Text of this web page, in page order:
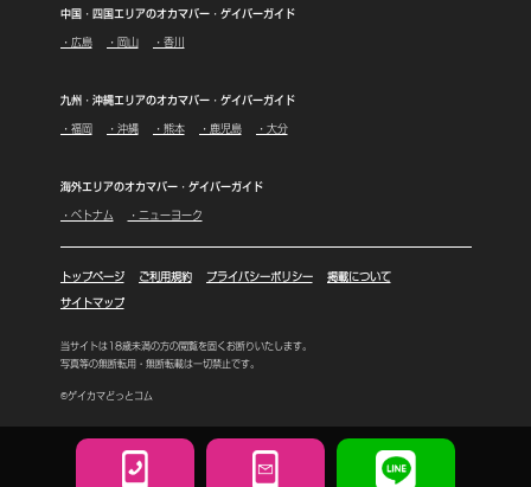
中国・四国エリアのオカマバー・ゲイバーガイド
・広島 ・岡山 ・香川
九州・沖縄エリアのオカマバー・ゲイバーガイド
・福岡 ・沖縄 ・熊本 ・鹿児島 ・大分
海外エリアのオカマバー・ゲイバーガイド
・ベトナム ・ニューヨーク
トップページ ご利用規約 プライバシーポリシー 掲載について
サイトマップ
当サイトは18歳未満の方の閲覧を固くお断りいたします。
写真等の無断転用・無断転載は一切禁止です。
©ゲイカマどっとコム